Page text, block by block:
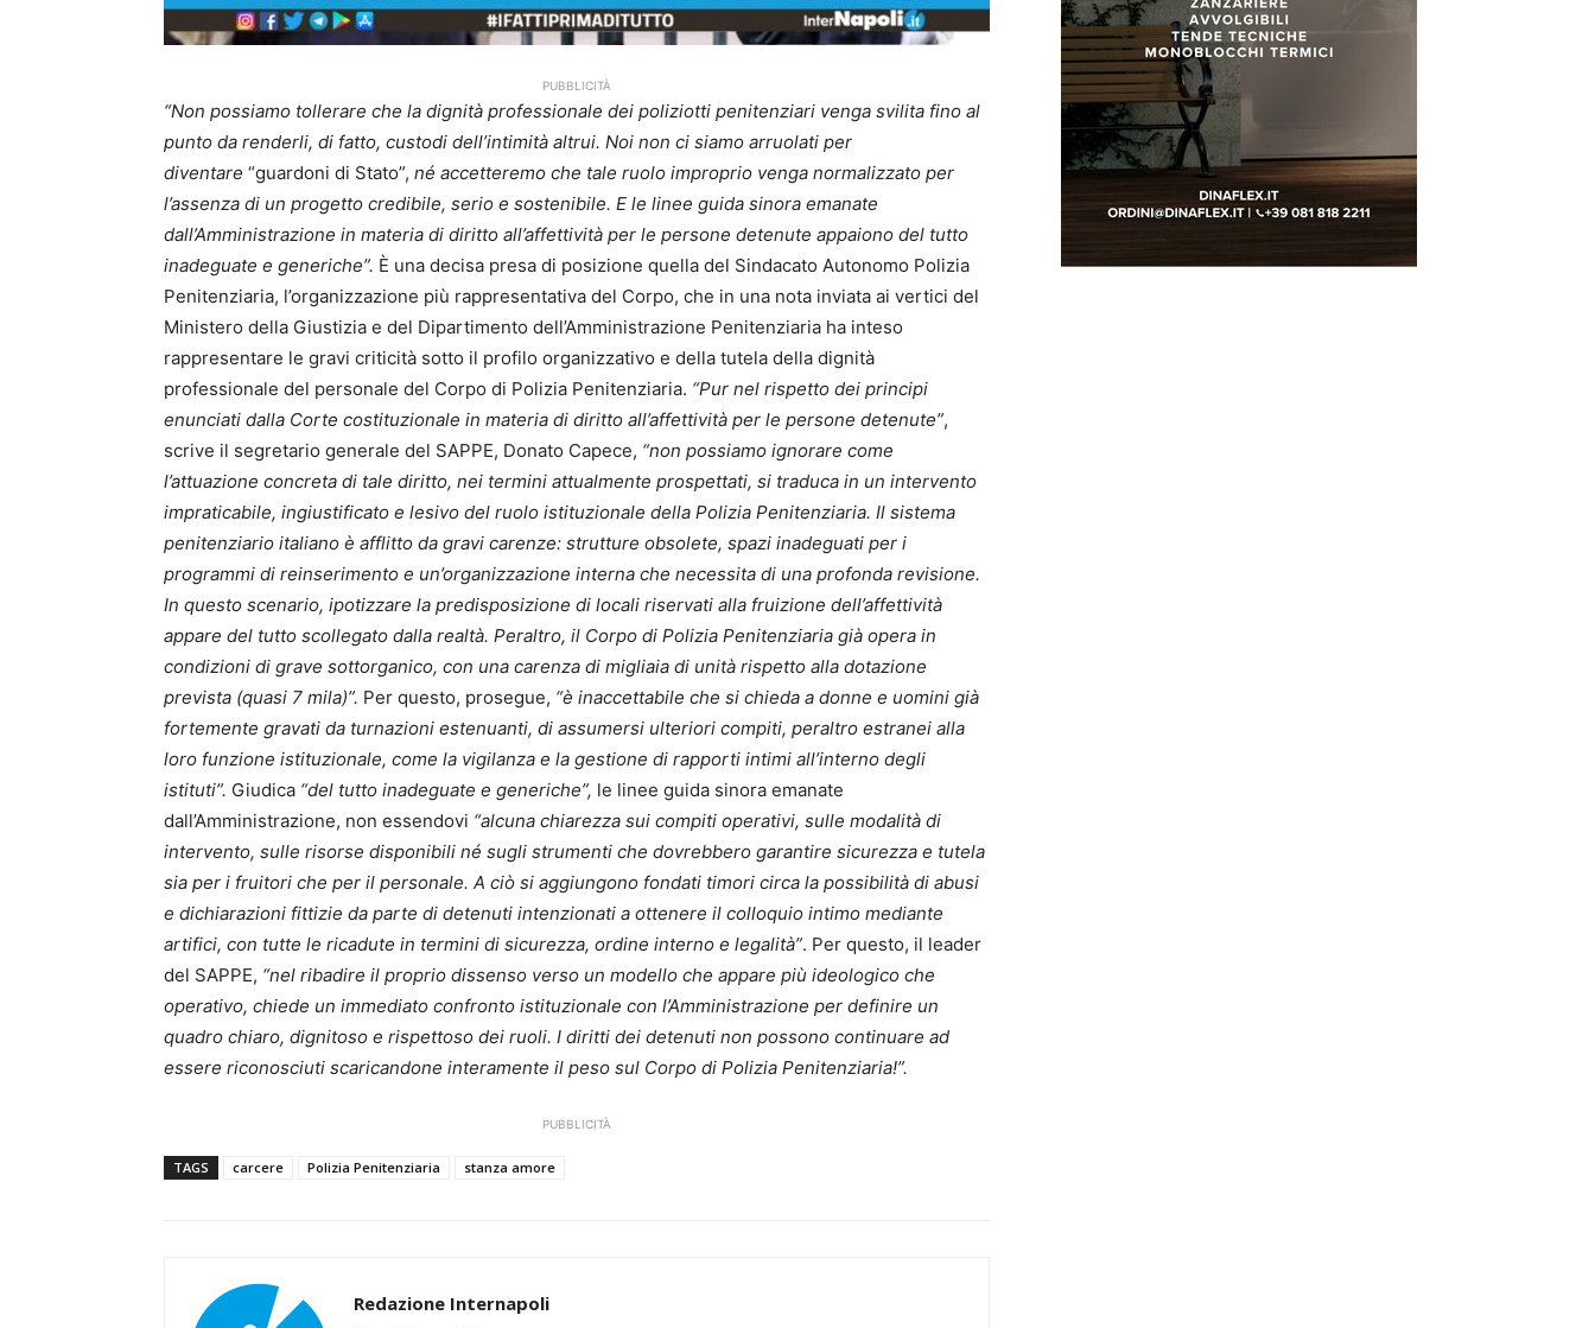
PUBBLICITÀ
“Non possiamo tollerare che la dignità professionale dei poliziotti penitenziari venga svilita fino al
punto da renderli, di fatto, custodi dell’intimità altrui. Noi non ci siamo arruolati per
diventare “guardoni di Stato”, né accetteremo che tale ruolo improprio venga normalizzato per
l’assenza di un progetto credibile, serio e sostenibile. E le linee guida sinora emanate
dall’Amministrazione in materia di diritto all’affettività per le persone detenute appaiono del tutto
inadeguate e generiche”. È una decisa presa di posizione quella del Sindacato Autonomo Polizia
Penitenziaria, l’organizzazione più rappresentativa del Corpo, che in una nota inviata ai vertici del
Ministero della Giustizia e del Dipartimento dell’Amministrazione Penitenziaria ha inteso
rappresentare le gravi criticità sotto il profilo organizzativo e della tutela della dignità
professionale del personale del Corpo di Polizia Penitenziaria. “Pur nel rispetto dei principi
enunciati dalla Corte costituzionale in materia di diritto all’affettività per le persone detenute”,
scrive il segretario generale del SAPPE, Donato Capece, “non possiamo ignorare come
l’attuazione concreta di tale diritto, nei termini attualmente prospettati, si traduca in un intervento
impraticabile, ingiustificato e lesivo del ruolo istituzionale della Polizia Penitenziaria. Il sistema
penitenziario italiano è afflitto da gravi carenze: strutture obsolete, spazi inadeguati per i
programmi di reinserimento e un’organizzazione interna che necessita di una profonda revisione.
In questo scenario, ipotizzare la predisposizione di locali riservati alla fruizione dell’affettività
appare del tutto scollegato dalla realtà. Peraltro, il Corpo di Polizia Penitenziaria già opera in
condizioni di grave sottorganico, con una carenza di migliaia di unità rispetto alla dotazione
prevista (quasi 7 mila)”. Per questo, prosegue, “è inaccettabile che si chieda a donne e uomini già
fortemente gravati da turnazioni estenuanti, di assumersi ulteriori compiti, peraltro estranei alla
loro funzione istituzionale, come la vigilanza e la gestione di rapporti intimi all’interno degli
istituti”. Giudica “del tutto inadeguate e generiche”, le linee guida sinora emanate
dall’Amministrazione, non essendovi “alcuna chiarezza sui compiti operativi, sulle modalità di
intervento, sulle risorse disponibili né sugli strumenti che dovrebbero garantire sicurezza e tutela
sia per i fruitori che per il personale. A ciò si aggiungono fondati timori circa la possibilità di abusi
e dichiarazioni fittizie da parte di detenuti intenzionati a ottenere il colloquio intimo mediante
artifici, con tutte le ricadute in termini di sicurezza, ordine interno e legalità”. Per questo, il leader
del SAPPE, “nel ribadire il proprio dissenso verso un modello che appare più ideologico che
operativo, chiede un immediato confronto istituzionale con l’Amministrazione per definire un
quadro chiaro, dignitoso e rispettoso dei ruoli. I diritti dei detenuti non possono continuare ad
essere riconosciuti scaricandone interamente il peso sul Corpo di Polizia Penitenziaria!”.
PUBBLICITÀ
TAGS carcere Polizia Penitenziaria stanza amore
Redazione Internapoli